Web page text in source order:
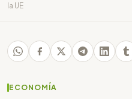
la UE
ECONOMÍA